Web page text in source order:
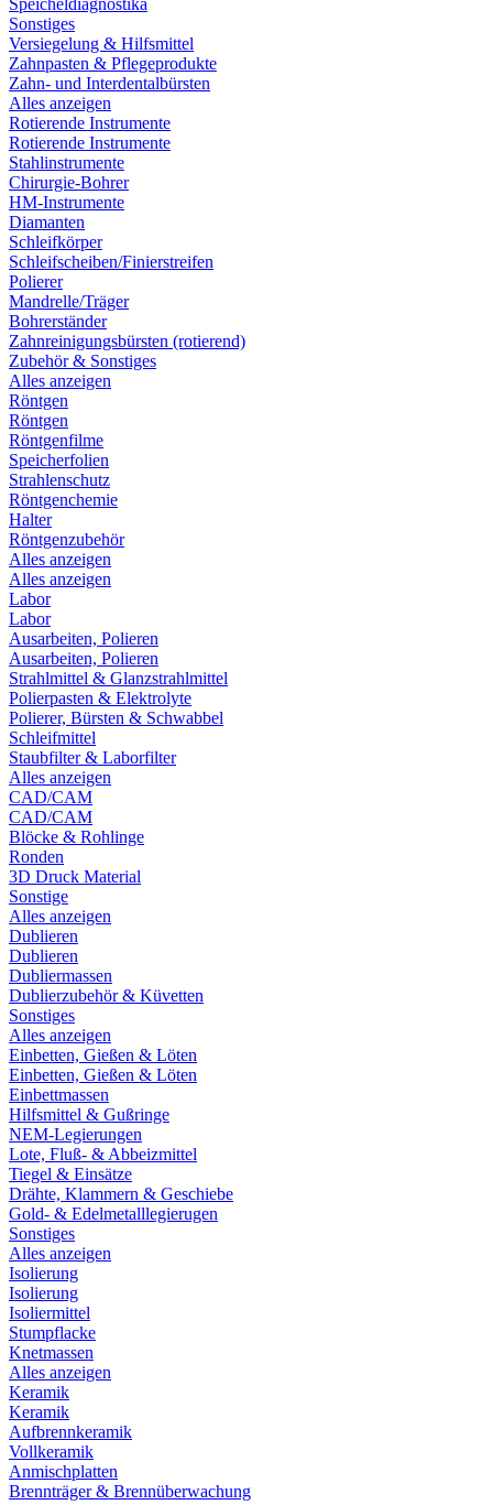
Speicheldiagnostika
Sonstiges
Versiegelung & Hilfsmittel
Zahnpasten & Pflegeprodukte
Zahn- und Interdentalbürsten
Alles anzeigen
Rotierende Instrumente
Rotierende Instrumente
Stahlinstrumente
Chirurgie-Bohrer
HM-Instrumente
Diamanten
Schleifkörper
Schleifscheiben/Finierstreifen
Polierer
Mandrelle/Träger
Bohrerständer
Zahnreinigungsbürsten (rotierend)
Zubehör & Sonstiges
Alles anzeigen
Röntgen
Röntgen
Röntgenfilme
Speicherfolien
Strahlenschutz
Röntgenchemie
Halter
Röntgenzubehör
Alles anzeigen
Alles anzeigen
Labor
Labor
Ausarbeiten, Polieren
Ausarbeiten, Polieren
Strahlmittel & Glanzstrahlmittel
Polierpasten & Elektrolyte
Polierer, Bürsten & Schwabbel
Schleifmittel
Staubfilter & Laborfilter
Alles anzeigen
CAD/CAM
CAD/CAM
Blöcke & Rohlinge
Ronden
3D Druck Material
Sonstige
Alles anzeigen
Dublieren
Dublieren
Dubliermassen
Dublierzubehör & Küvetten
Sonstiges
Alles anzeigen
Einbetten, Gießen & Löten
Einbetten, Gießen & Löten
Einbettmassen
Hilfsmittel & Gußringe
NEM-Legierungen
Lote, Fluß- & Abbeizmittel
Tiegel & Einsätze
Drähte, Klammern & Geschiebe
Gold- & Edelmetalllegierugen
Sonstiges
Alles anzeigen
Isolierung
Isolierung
Isoliermittel
Stumpflacke
Knetmassen
Alles anzeigen
Keramik
Keramik
Aufbrennkeramik
Vollkeramik
Anmischplatten
Brennträger & Brennüberwachung